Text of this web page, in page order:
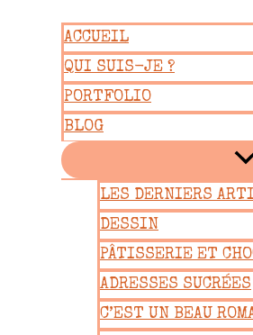
contenu
ACCUEIL
QUI SUIS-JE ?
PORTFOLIO
BLOG
LES DERNIERS
DESSIN
PÂTISSERIE ET
ADRESSES SUCRÉES
C’EST UN BEAU